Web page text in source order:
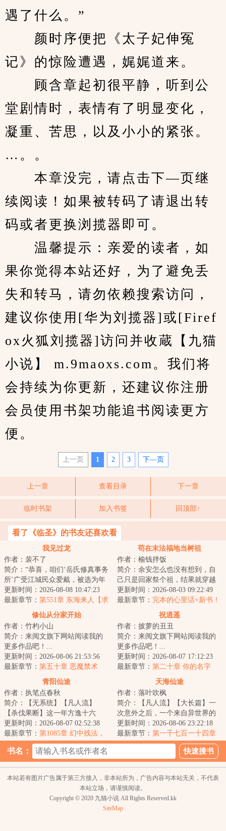
遇了什么。”
颜时序便把《太子妃伸冤
记》的惊险遭遇，娓娓道来。
顾含章起初很平静，听到公
堂剧情时，表情有了明显变化，
凝重、苦思，以及小小的紧张。
…。。
本章没完，请点击下—页继
续阅读！如果被转码了请退出转
码或者更换浏揽器即可。
温馨提示：亲爱的读者，如
果你觉得本站还好，为了避免丢
失和转马，请勿依赖搜索访问，
建议你使用[华为刘揽器]或[Firef
ox火狐刘揽器]访问并收蔵【九猫
小说】 m.9maoxs.com。我们将
会持续为你更新，还建议你注册
会员使用书架功能追书阅读更方
便。
上一页 1 2 3 下—页
上一章 查看目录 下一章
临时书架 加入书签 回顶部↑
看了《临圣》的书友还喜欢看
我见过龙
作者：裴不了
简介：“恭喜，咱们‘岳氏修真事务
所’广受江城民众爱戴，被选为年
度最佳修真机构。岳大师能不能
给大家分...
更新时间：2026-08-08 10:47:23
最新章节： 第551章 东海来人【求
苟在末法福地当树祖
作者：榆钱拌饭
简介：余安怎么也没有想到，自
己只是回家祭个祖，结果就穿越
了。关键是，他化身成了一棵稀
有种榆树。而这...
更新时间：2026-08-03 09:22:49
最新章节： 完本的心里话+新书！
修仙从分家开始
作者：竹杓小山
简介：来阅文旗下网站阅读我的
更多作品吧！...
更新时间：2026-08-06 21:53:56
最新章节： 第五十章 恶魔禁术
祝逍遥
作者：披萝的丑丑
简介：来阅文旗下网站阅读我的
更多作品吧！...
更新时间：2026-08-07 17:12:23
最新章节： 第二十章 你的名字
青阳仙途
作者：执笔点春秋
简介：【无系统】【凡人流】
【杀伐果断】这一年方逸十六
岁，在陌生的修仙界醒来。作为
穿越者，感受着白嫩...
更新时间：2026-08-07 02:52:38
最新章节： 第1085章 幻中残法，
天海仙途
作者：落叶吹枫
简介：【凡人流】【大长篇】一
次意外之后，一个来自异世界的
灵魂开启自己追逐长生之路。身
怀神秘异珠，在...
更新时间：2026-08-06 23:22:18
最新章节： 第一千七百一十四章
变化
书名：
本站若有图片广告属于第三方接入，非本站所为，广告内容与本站无关，不代表
本站立场，请谨慎阅读。
Copyright © 2020 九猫小说 All Rights Reserved.kk
SiteMap